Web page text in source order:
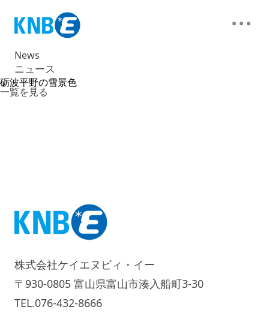
News
ニュース
砺波平野の雪景色
一覧を見る
株式会社ケイエヌビィ・イー
〒930-0805 富山県富山市湊入船町3-30
TEL.076-432-8666